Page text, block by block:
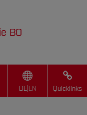
BO
DE| EN Quicklinks